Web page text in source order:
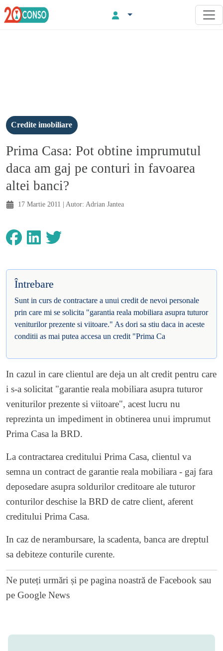
Credite imobiliare
Prima Casa: Pot obtine imprumutul
daca am gaj pe conturi in favoarea
altei banci?
17 Martie 2011 | Autor: Adrian Jantea
Întrebare
Sunt in curs de contractare a unui credit de nevoi personale
prin care mi se solicita "garantia reala mobiliara asupra tuturor
veniturilor prezente si viitoare." As dori sa stiu daca in aceste
conditii as mai putea accesa un credit "Prima Ca
In cazul in care clientul are deja un alt credit pentru care
i s-a solicitat "garantie reala mobiliara asupra tuturor
veniturilor prezente si viitoare", acest lucru nu
reprezinta un impediment in obtinerea unui imprumut
Prima Casa la BRD.
La contractarea creditului Prima Casa, clientul va
semna un contract de garantie reala mobiliara - gaj fara
deposedare asupra soldurilor creditoare ale tuturor
conturilor deschise la BRD de catre client, aferent
creditului Prima Casa.
In caz de nerambursare, la scadenta, banca are dreptul
sa debiteze conturile curente.
Ne puteți urmări și pe pagina noastră de Facebook sau
pe Google News